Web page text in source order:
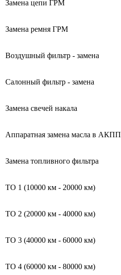
Замена цепи ГРМ
Замена ремня ГРМ
Воздушный фильтр - замена
Салонный фильтр - замена
Замена свечей накала
Аппаратная замена масла в АКПП
Замена топливного фильтра
ТО 1 (10000 км - 20000 км)
ТО 2 (20000 км - 40000 км)
ТО 3 (40000 км - 60000 км)
ТО 4 (60000 км - 80000 км)